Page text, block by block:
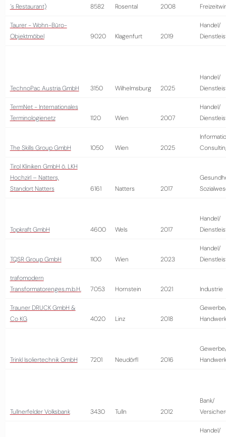
´s Restaurant)
8582 Rosental 2008
Taurer - Wohn-Büro-
Objektmöbel
9020 Klagenfurt 2019
Handel/
TechnoPac Austria GmbH 3150 Wilhelmsburg 2025
Handel/
TermNet - Internationales
Terminologienetz
1120 Wien 2007
Handel/
The Skills Group GmbH 1050 Wien 2025
Tirol Kliniken GmbH ö. LKH
Hochzirl – Natters,
Standort Natters
6161 Natters 2017
Topkraft GmbH 4600 Wels 2017
Handel/
TQSR Group GmbH 1100 Wien 2023
Handel/
trafomodern
Transformatorenges.m.b.H.
7053 Hornstein 2021 Industrie
Trauner DRUCK GmbH &
Co KG
4020 Linz 2018
Handwerk
Trinkl Isoliertechnik GmbH 7201 Neudörfl 2016
Handwerk
Tullnerfelder Volksbank 3430 Tulln 2012
Bank/
Handel/